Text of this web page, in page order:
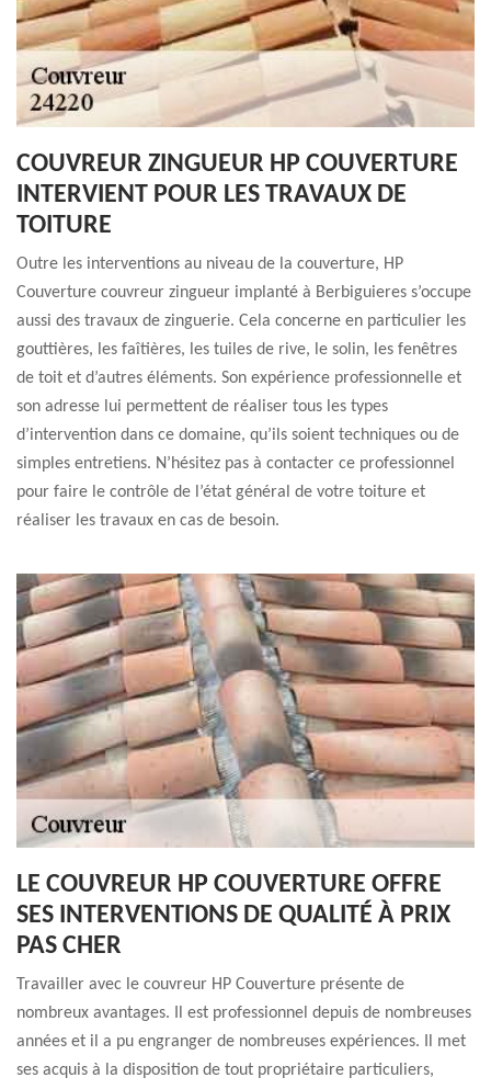
COUVREUR ZINGUEUR HP COUVERTURE
INTERVIENT POUR LES TRAVAUX DE
TOITURE
Outre les interventions au niveau de la couverture, HP
Couverture couvreur zingueur implanté à Berbiguieres s’occupe
aussi des travaux de zinguerie. Cela concerne en particulier les
gouttières, les faîtières, les tuiles de rive, le solin, les fenêtres
de toit et d’autres éléments. Son expérience professionnelle et
son adresse lui permettent de réaliser tous les types
d’intervention dans ce domaine, qu’ils soient techniques ou de
simples entretiens. N’hésitez pas à contacter ce professionnel
pour faire le contrôle de l’état général de votre toiture et
réaliser les travaux en cas de besoin.
LE COUVREUR HP COUVERTURE OFFRE
SES INTERVENTIONS DE QUALITÉ À PRIX
PAS CHER
Travailler avec le couvreur HP Couverture présente de
nombreux avantages. Il est professionnel depuis de nombreuses
années et il a pu engranger de nombreuses expériences. Il met
ses acquis à la disposition de tout propriétaire particuliers,